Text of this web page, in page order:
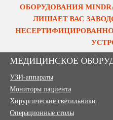
ОБОРУДОВАНИЯ
ЛИШАЕТ ВАС
МЕДИЦИНСКОЕ
УЗИ-аппараты
Мониторы пациента
Хирургические светильники
Операционные столы